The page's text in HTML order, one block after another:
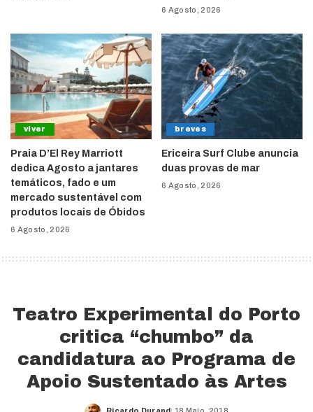
6 Agosto, 2026
viver
Praia D’El Rey Marriott
dedica Agosto a jantares
temáticos, fado e um
mercado sustentável com
produtos locais de Óbidos
6 Agosto, 2026
breves
Ericeira Surf Clube anuncia
duas provas de mar
6 Agosto, 2026
Teatro Experimental do Porto
critica “chumbo” da
candidatura ao Programa de
Apoio Sustentado às Artes